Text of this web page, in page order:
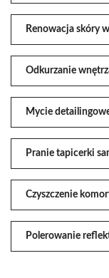
Renowacja skóry
Odkurzanie
Mycie
Pranie tapicerki
Czyszczenie
Polerowanie